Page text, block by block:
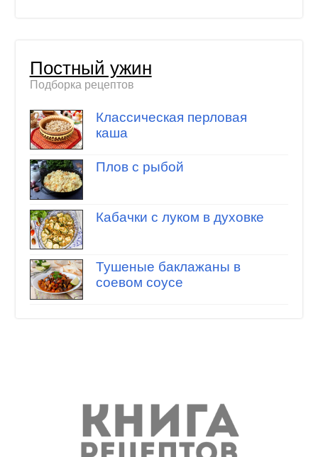
Постный ужин
Подборка рецептов
Классическая перловая
каша
Плов с рыбой
Кабачки с луком в духовке
Тушеные баклажаны в
соевом соусе